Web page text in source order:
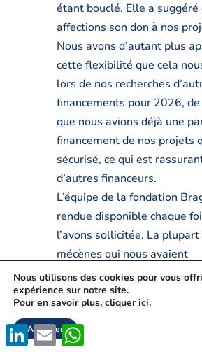
étant bouclé. Elle a suggéré
affections son don à nos
Nous avons d’autant plus
cette flexibilité que cela
lors de nos recherches
financements pour 2026,
que nous avions déjà une
financement de nos projets
sécurisé, ce qui est
d’autres financeurs.
L’équipe de la fondation
rendue disponible chaque
l’avons sollicitée. La
mécènes qui nous avaient
accompagnés jusque-là
institutionnels et comme ils
finançaient que pour une
relation s’arrêtait après la
bilan écrit de fin de projet.
LinkedInEmail
Nous utilisons des cookies pour vous
expérience sur notre site.
Pour en savoir plus, cliquer ici.
Accepter